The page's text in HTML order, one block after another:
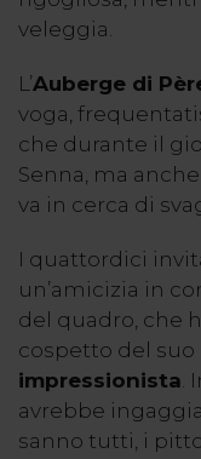
veleggia.
L’Auberge di
voga,
che durante il
Senna, ma
va in cerca di
I quattordici
un’amicizia in
del quadro, che
cospetto del
impressionista.
avrebbe
sanno tutti, i